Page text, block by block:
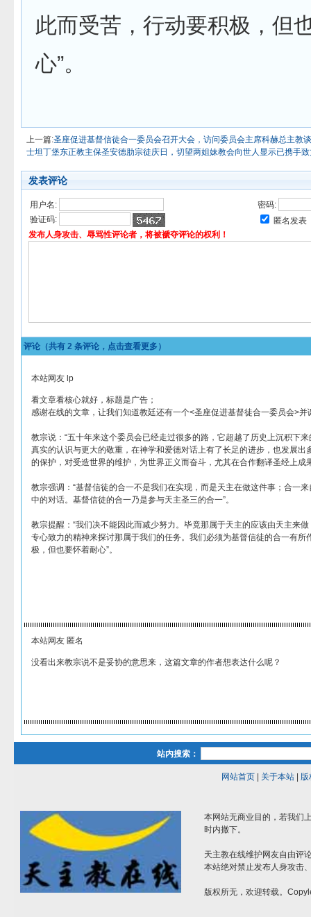
此而受苦，行动要积极，但
心”。
上一篇:圣座促进基督信徒合一委员会召开大会，访问委员会主席科赫总主教
士坦丁堡东正教主保圣安德肋宗徒庆日，切望两姐妹教会向世人显示已携手
发表评论
用户名:
密码:
验证码:
匿名发表
发布人身攻击、辱骂性评论者，将被褫夺评论的权利！
评论（共有 2 条评论，点击查看更多）
本站网友 lp
看文章看核心就好，标题是广告；
感谢在线的文章，让我们知道教廷还有一个<圣座促进基督徒合一委员会>并
教宗说：“五十年来这个委员会已经走过很多的路，它超越了历史上沉积下
真实的认识与更大的敬重，在神学和爱德对话上有了长足的进步，也发展出
的保护，对受造世界的维护，为世界正义而奋斗，尤其在合作翻译圣经上成
教宗强调：“基督信徒的合一不是我们在实现，而是天主在做这件事；合一
中的对话。基督信徒的合一乃是参与天主圣三的合一”。
教宗提醒：“我们决不能因此而减少努力。毕竟那属于天主的应该由天主来
专心致力的精神来探讨那属于我们的任务。我们必须为基督信徒的合一有所
极，但也要怀着耐心”。
本站网友 匿名
没看出来教宗说不是妥协的意思来，这篇文章的作者想表达什么呢？
站内搜索：
网站首页| 关于本站| 版
本网站无商业目的，若我们
时内撤下。
天主教在线维护网友自由评
本站绝对禁止发布人身攻击
版权所无，欢迎转载。